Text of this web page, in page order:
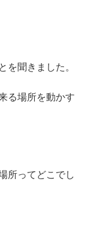
を聞きました。
る場所を動かす
所ってどこでし